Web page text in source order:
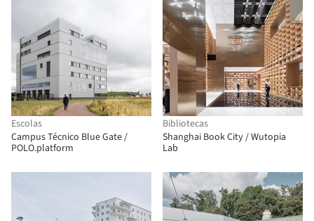
Escolas
Campus Técnico Blue Gate /
POLO.platform
Bibliotecas
Shanghai Book City / Wutopia
Lab